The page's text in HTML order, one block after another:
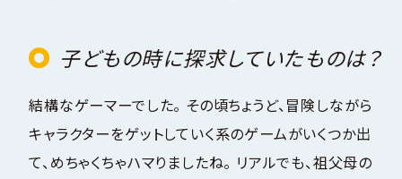
子どもの時に探求していたものは？
結構なゲーマーでした。 その頃ちょうど、冒険しながら
キャラクターをゲットしていく系のゲームがいくつか出
て、めちゃくちゃハマりましたね。 リアルでも、祖父母の